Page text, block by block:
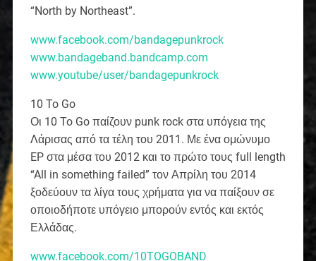
“North by Northeast”.
www.facebook.com/bandagepunkrock
www.bandageband.bandcamp.com
www.youtube/user/bandagepunkrock
10 To Go
Οι 10 To Go παίζουν punk rock στα υπόγεια της
Λάρισας από τα τέλη του 2011. Με ένα ομώνυμο
EP στα μέσα του 2012 και το πρώτο τους full length
“All in something failed” τον Απρίλη του 2014
ξοδεύουν τα λίγα τους χρήματα για να παίξουν σε
οποιοδήποτε υπόγειο μπορούν εντός και εκτός
Ελλάδας.
www.facebook.com/10TOGOBAND